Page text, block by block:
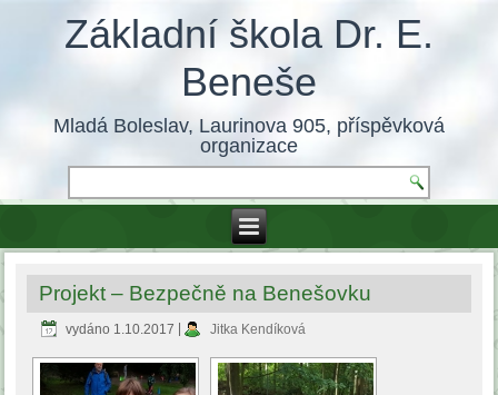
Základní škola Dr. E.
Beneše
Mladá Boleslav, Laurinova 905, příspěvková
organizace
Projekt – Bezpečně na Benešovku
vydáno 1.10.2017 Jitka Kendíková